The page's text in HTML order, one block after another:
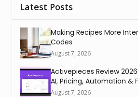
Latest Posts
Making Recipes More
Codes
August 7, 2026
Activepieces Review
AI, Pricing, Automation &
August 7, 2026